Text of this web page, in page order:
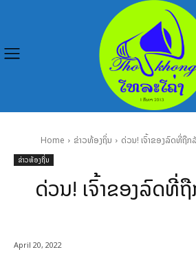
Home ຂ່າວທ້ອງຖິ່ນ ດ່ວນ! ເຈົ້າຂອງລົດທີ່ຖືກ
ຂ່າວທ້ອງຖິ່ນ
ດ່ວນ! ເຈົ້າຂອງລົດທີ່
April 20, 2022